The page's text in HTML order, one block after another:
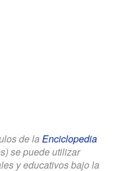
de la Enciclopedia
se puede utilizar
y educativos bajo la